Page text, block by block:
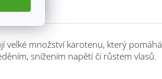
velké množství karotenu, který pomáhá
snížením napětí či růstem vlasů.